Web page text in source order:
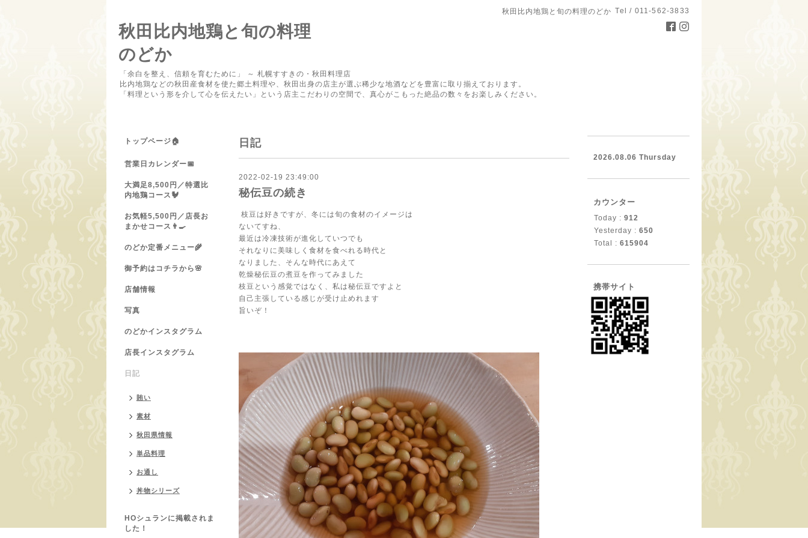
秋田比内地鶏と旬の料理のどか Tel / 011-562-3833
秋田比内地鶏と旬の料理
のどか
「余白を整え、信頼を育むために」 ～ 札幌すすきの・秋田料理店
比内地鶏などの秋田産食材を使た郷土料理や、秋田出身の店主が選ぶ稀少な地酒などを豊富に取り揃えております。
「料理という形を介して心を伝えたい」という店主こだわりの空間で、真心がこもった絶品の数々をお楽しみください。
日記
2022-02-19 23:49:00
秘伝豆の続き
枝豆は好きですが、冬には旬の食材のイメージは
ないてすね、
最近は冷凍技術が進化していつでも
それなりに美味しく食材を食べれる時代と
なりました、そんな時代にあえて
乾燥秘伝豆の煮豆を作ってみました
枝豆という感覚ではなく、私は秘伝豆ですよと
自己主張している感じが受け止めれます
旨いぞ！
トップページ🏠
営業日カレンダー📅
大満足8,500円／特選比
内地鶏コース🐓
お気軽5,500円／店長お
まかせコース👨‍🍳
のどか定番メニュー🌾
御予約はコチラから🌸
店舗情報
写真
のどかインスタグラム
店長インスタグラム
日記
賄い
素材
秋田県情報
単品料理
お通し
丼物シリーズ
HOシュランに掲載されま
した！
2026.08.06 Thursday
カウンター
Today : 912
Yesterday : 650
Total : 615904
携帯サイト